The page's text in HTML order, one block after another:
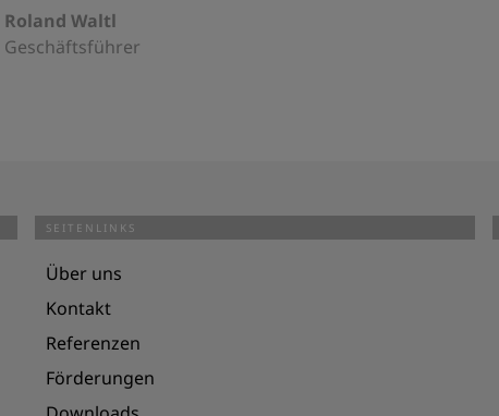
Roland Waltl
Geschäftsführer
SEITENLINKS
Über uns
Kontakt
Referenzen
Förderungen